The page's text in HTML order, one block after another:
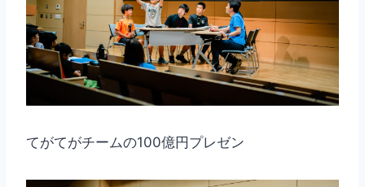
てがてがチームの100億円プレゼン